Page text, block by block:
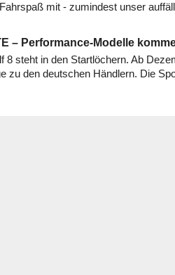
mit - zumindest unser
– Performance-Modelle
8 steht in den Startlöchern. Ab
zu den deutschen Händlern. Die